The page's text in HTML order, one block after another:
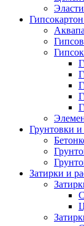
Грунтовки и
Затирки и